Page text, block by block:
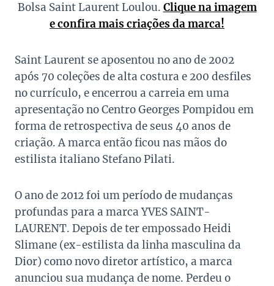
Bolsa Saint Laurent Loulou. Clique na imagem
e confira mais criações da marca!
Saint Laurent se aposentou no ano de 2002
após 70 coleções de alta costura e 200 desfiles
no currículo, e encerrou a carreia em uma
apresentação no Centro Georges Pompidou em
forma de retrospectiva de seus 40 anos de
criação. A marca então ficou nas mãos do
estilista italiano Stefano Pilati.
O ano de 2012 foi um período de mudanças
profundas para a marca YVES SAINT-
LAURENT. Depois de ter empossado Heidi
Slimane (ex-estilista da linha masculina da
Dior) como novo diretor artístico, a marca
anunciou sua mudança de nome. Perdeu o